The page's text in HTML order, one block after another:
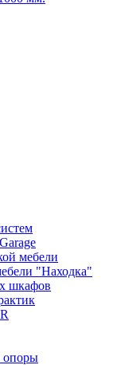
мебели
"Находка"
шкафов
опоры